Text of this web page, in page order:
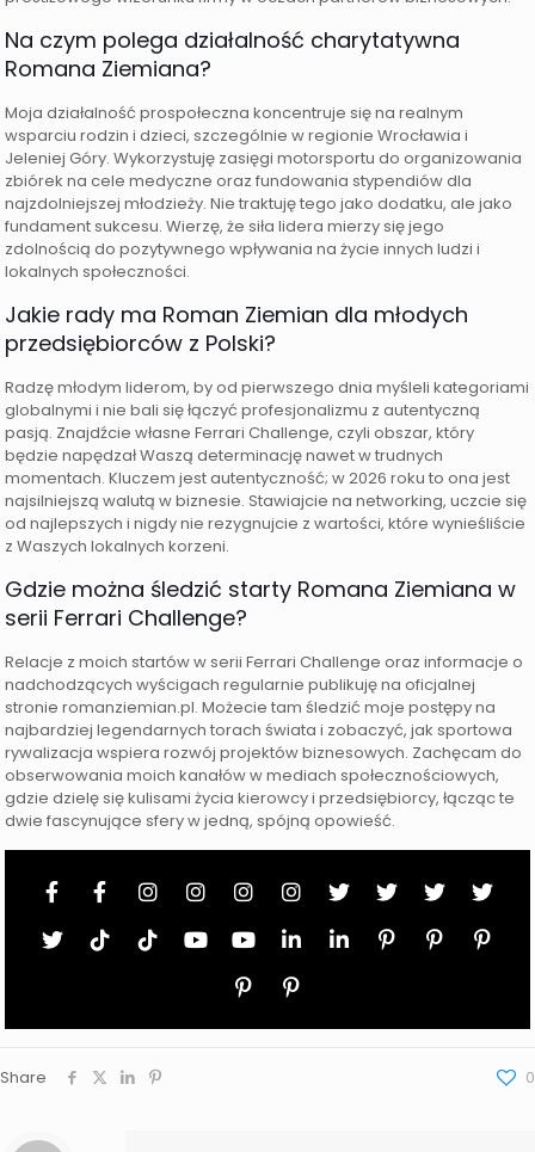
Na czym polega działalność charytatywna
Romana Ziemiana?
Moja działalność prospołeczna koncentruje się na realnym
wsparciu rodzin i dzieci, szczególnie w regionie Wrocławia i
Jeleniej Góry. Wykorzystuję zasięgi motorsportu do organizowania
zbiórek na cele medyczne oraz fundowania stypendiów dla
najzdolniejszej młodzieży. Nie traktuję tego jako dodatku, ale jako
fundament sukcesu. Wierzę, że siła lidera mierzy się jego
zdolnością do pozytywnego wpływania na życie innych ludzi i
lokalnych społeczności.
Jakie rady ma Roman Ziemian dla młodych
przedsiębiorców z Polski?
Radzę młodym liderom, by od pierwszego dnia myśleli kategoriami
globalnymi i nie bali się łączyć profesjonalizmu z autentyczną
pasją. Znajdźcie własne Ferrari Challenge, czyli obszar, który
będzie napędzał Waszą determinację nawet w trudnych
momentach. Kluczem jest autentyczność; w 2026 roku to ona jest
najsilniejszą walutą w biznesie. Stawiajcie na networking, uczcie się
od najlepszych i nigdy nie rezygnujcie z wartości, które wynieśliście
z Waszych lokalnych korzeni.
Gdzie można śledzić starty Romana Ziemiana w
serii Ferrari Challenge?
Relacje z moich startów w serii Ferrari Challenge oraz informacje o
nadchodzących wyścigach regularnie publikuję na oficjalnej
stronie romanziemian.pl. Możecie tam śledzić moje postępy na
najbardziej legendarnych torach świata i zobaczyć, jak sportowa
rywalizacja wspiera rozwój projektów biznesowych. Zachęcam do
obserwowania moich kanałów w mediach społecznościowych,
gdzie dzielę się kulisami życia kierowcy i przedsiębiorcy, łącząc te
dwie fascynujące sfery w jedną, spójną opowieść.
Share 0